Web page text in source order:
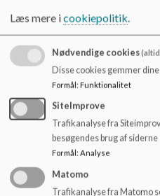
Vi vil undersøge musikkens
derfor undersøge musikken
Undervisningen vil være
tema om jazz, en kendt
romantikken osv. Til alle
Eleven skal derfor ikke
og hver gang, der er valgfag
Nogle gange læser vi om et
dykker ned i en kunstner.
på at gå lige så meget ind i
Læs mere icookiepolitik.
Nødvendige cookies
Disse cookies gemmer
Formål: Funktionalitet
SiteImprove
Trafikanalyse fra
besøgendes brug af siderne
Formål : Analyse
Matomo
Trafikanalyse fra Matomo